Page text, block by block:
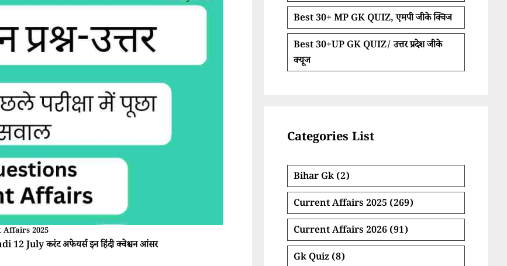
Affairs 2025
July करंट अफेयर्स इन हिंदी क्वेश्चन आंसर
Best 30+ MP GK QUIZ, एमपी जीके क्विज
Best 30+UP GK QUIZ/ उत्तर प्रदेश जीके
क्यूज
Categories List
Bihar Gk (2)
Current Affairs 2025 (269)
Current Affairs 2026 (91)
Gk Quiz (8)